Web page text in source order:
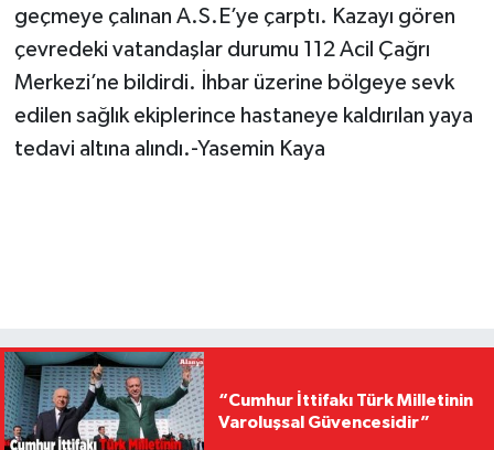
geçmeye çalınan A.S.E’ye çarptı. Kazayı gören
çevredeki vatandaşlar durumu 112 Acil Çağrı
Merkezi’ne bildirdi. İhbar üzerine bölgeye sevk
edilen sağlık ekiplerince hastaneye kaldırılan yaya
tedavi altına alındı.-Yasemin Kaya
“Cumhur İttifakı Türk Milletinin
Varoluşsal Güvencesidir”